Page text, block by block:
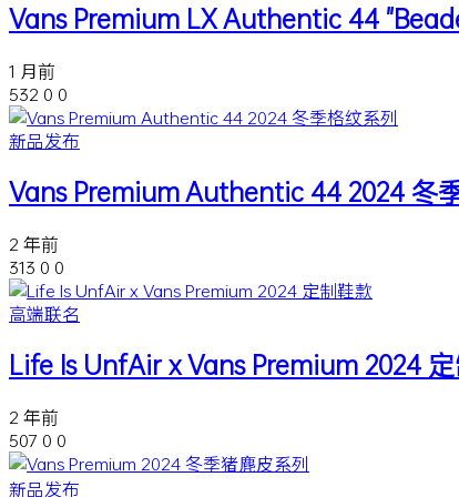
Vans Premium LX Authentic 44
1 月前
532 0 0
新品发布
Vans Premium Authentic 44 2024 冬
2 年前
313 0 0
高端联名
Life Is UnfAir x Vans Premium 2024
2 年前
507 0 0
新品发布